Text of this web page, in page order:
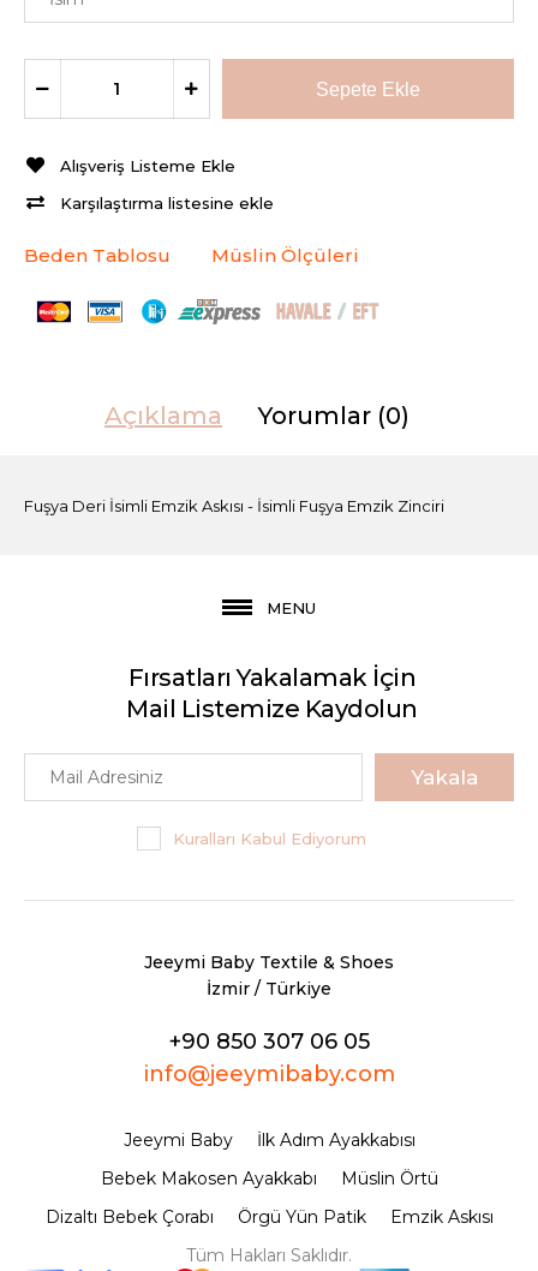
Alışveriş Listeme Ekle
Karşılaştırma listesine ekle
Beden Tablosu Müslin Ölçüleri
Açıklama Yorumlar (0)
Fuşya Deri İsimli Emzik Askısı - İsimli Fuşya Emzik Zinciri
MENU
Fırsatları Yakalamak İçin
Mail Listemize Kaydolun
Yakala
Kuralları Kabul Ediyorum
Jeeymi Baby Textile & Shoes
İzmir / Türkiye
+90 850 307 06 05
info@jeeymibaby.com
Jeeymi Baby
İlk Adım Ayakkabısı
Bebek Makosen Ayakkabı
Müslin Örtü
Dizaltı Bebek Çorabı
Örgü Yün Patik
Emzik Askısı
Tüm Hakları Saklıdır.